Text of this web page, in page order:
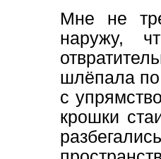
Мне не
наружу,
шлёпала по
с
крошки